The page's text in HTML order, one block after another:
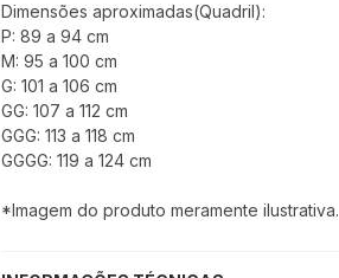
Dimensões aproximadas(Quadril):
P: 89 a 94 cm
M: 95 a 100 cm
G: 101 a 106 cm
GG: 107 a 112 cm
GGG: 113 a 118 cm
GGGG: 119 a 124 cm
*Imagem do produto meramente ilustrativa.